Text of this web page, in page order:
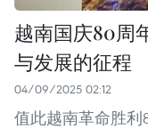
越南国庆80周
与发展的征程
04/09/2025 02:12
值此越南革命胜利